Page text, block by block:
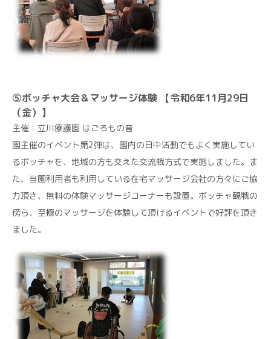
⑤ボッチャ大会＆マッサージ体験 【令和6年11月29日
（金）】
主催：立川療護園 はごろもの音
園主催のイベント第2弾は、園内の日中活動でもよく実施してい
るボッチャを、地域の方も交えた交流戦方式で実施しました。ま
た、当園利用者も利用している在宅マッサージ会社の方々にご協
力頂き、無料の体験マッサージコーナーも設置。ボッチャ観戦の
傍ら、至極のマッサージを体験して頂けるイベントで好評を頂き
ました。